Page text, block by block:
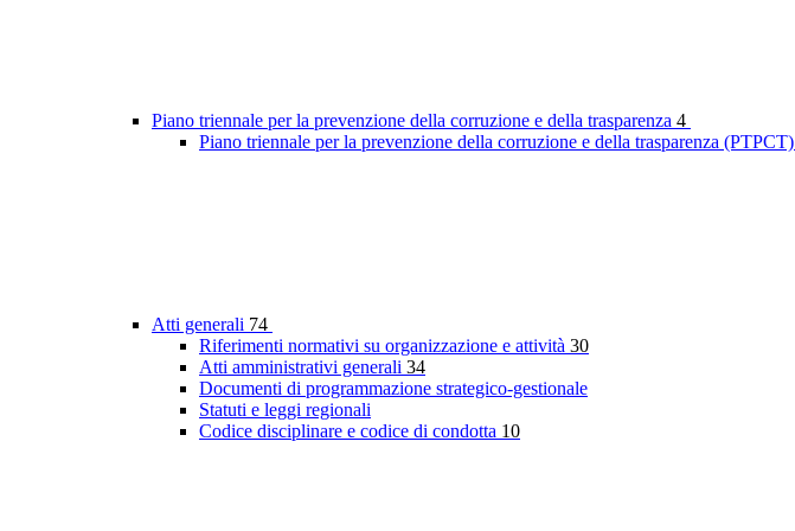
Piano triennale per la prevenzione della corruzione e della trasparenza 4
Piano triennale per la prevenzione della corruzione e della trasparenza (PTPCT)
Atti generali 74
Riferimenti normativi su organizzazione e attività 30
Atti amministrativi generali 34
Documenti di programmazione strategico-gestionale
Statuti e leggi regionali
Codice disciplinare e codice di condotta 10